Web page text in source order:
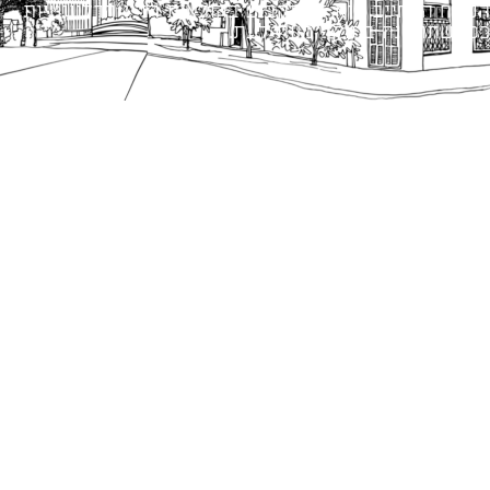
הנוסח המחייב הוא זה הקבוע בהוראות הדין הרלוונטיות
כפי שתהיינה בתוקף מעת לעת.